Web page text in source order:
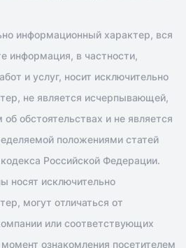
информационный характер, вся
информация, в частности,
и услуг, носит исключительно
не является исчерпывающей,
обстоятельствах и не является
положениями статей
Российской Федерации.
носят исключительно
могут отличаться от
или соответствующих
ознакомления посетителем